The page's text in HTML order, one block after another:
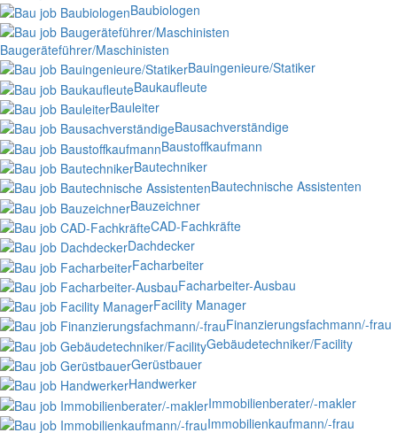
Baubiologen
Baugeräteführer/Maschinisten
Bauingenieure/Statiker
Baukaufleute
Bauleiter
Bausachverständige
Baustoffkaufmann
Bautechniker
Bautechnische Assistenten
Bauzeichner
CAD-Fachkräfte
Dachdecker
Facharbeiter
Facharbeiter-Ausbau
Facility Manager
Finanzierungsfachmann/-frau
Gebäudetechniker/Facility
Gerüstbauer
Handwerker
Immobilienberater/-makler
Immobilienkaufmann/-frau